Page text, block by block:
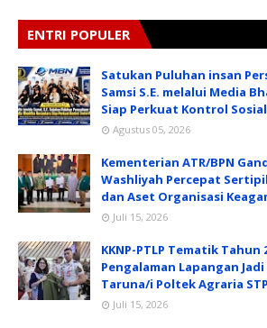
ENTRI POPULER
Satukan Puluhan insan
Samsi S.E. melalui Media
Siap Perkuat Kontrol
Agustus 05, 2026
Kementerian ATR/BPN
Washliyah Percepat
dan Aset Organisasi
Juli 15, 2026
KKNP-PTLP Tematik Tahun
Pengalaman Lapangan Jadi
Taruna/i Poltek Agraria
Juli 15, 2026